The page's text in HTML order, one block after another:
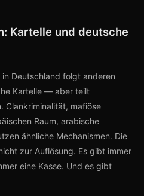
Kartelle und deutsche
Deutschland folgt anderen
Kartelle — aber teilt
Clankriminalität, mafiöse
Raum, arabische
ähnliche Mechanismen. Die
zur Auflösung. Es gibt immer
eine Kasse. Und es gibt